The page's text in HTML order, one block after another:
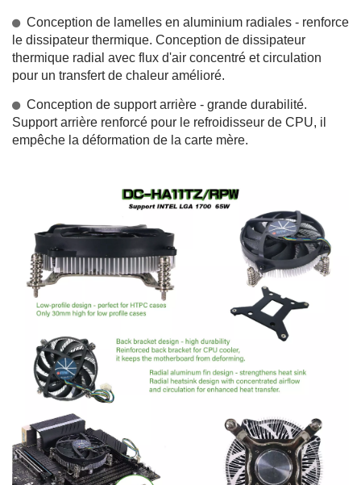
Conception de lamelles en aluminium radiales - renforce
le dissipateur thermique. Conception de dissipateur
thermique radial avec flux d'air concentré et circulation
pour un transfert de chaleur amélioré.
Conception de support arrière - grande durabilité.
Support arrière renforcé pour le refroidisseur de CPU, il
empêche la déformation de la carte mère.